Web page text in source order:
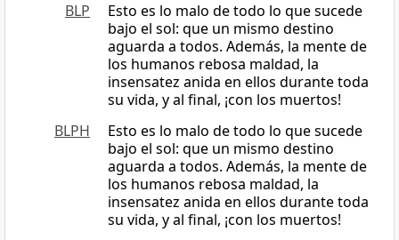
BLP
Esto es lo malo de todo lo que sucede
bajo el sol: que un mismo destino
aguarda a todos. Además, la mente de
los humanos rebosa maldad, la
insensatez anida en ellos durante toda
su vida, y al final, ¡con los muertos!
BLPH
Esto es lo malo de todo lo que sucede
bajo el sol: que un mismo destino
aguarda a todos. Además, la mente de
los humanos rebosa maldad, la
insensatez anida en ellos durante toda
su vida, y al final, ¡con los muertos!